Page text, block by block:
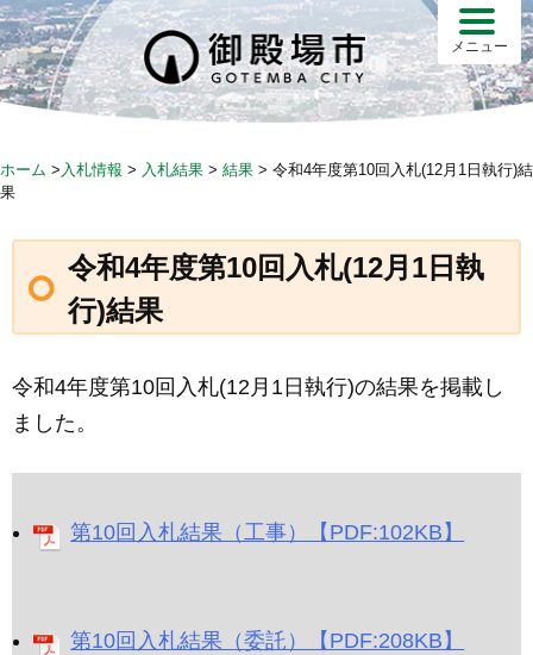
Skip
to
content
メニュー
ホーム > 入札情報 > 入札結果 > 結果 > 令和4年度第10回入札(12月1日執行)結
果
令和4年度第10回入札(12月1日執
行)結果
令和4年度第10回入札(12月1日執行)の結果を掲載し
ました。
第10回入札結果（工事）【PDF:102KB】
第10回入札結果（委託）【PDF:208KB】